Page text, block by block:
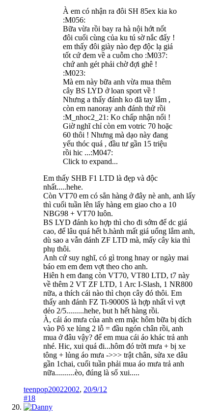
À em có nhận ra đôi SH 85ex kia ko
:M056:
Bữa vừa rồi bay ra hà nội hớt nốt
đôi cuối cùng của ku tú sờ nắc đấy !
em thấy đôi giày nào đẹp độc lạ giá
tốt cứ đem về a cuỗm cho :M037:
chứ anh gét phải chờ đợi ghê !
:M023:
Mà em này bữa anh vừa mua thêm
cây BS LYD ở loan sport về !
Nhưng a thấy đánh ko đã tay lắm ,
còn em nanoray anh đánh thử rồi
:M_nhoc2_21: Ko chấp nhận nổi !
Giờ nghĩ chỉ còn em votric 70 hoặc
60 thôi ! Nhưng mà dạo này đang
yếu thóc quá , đầu tư gần 15 triệu
rồi hic ...:M047:
Click to expand...
Em thấy SHB F1 LTD là đẹp và độc
nhất.....hehe.
Còn VT70 em có sẳn hàng ở đây nè anh, anh lấy
thì cuối tuần lên lấy hàng em giao cho a 10
NBG98 + VT70 luôn.
BS LYD đánh ko hợp thì cho đi sớm để dc giá
cao, để lâu quá hết b.hành mất giá uổng lắm anh,
dù sao a vẫn đánh ZF LTD mà, mấy cây kia thì
phụ thôi.
Anh cứ suy nghĩ, có gì trong hnay or ngày mai
báo em em đem vợt theo cho anh.
Hiên h em đang còn VT70, VT80 LTD, t7 này
về thêm 2 VT ZF LTD, 1 Arc I-Slash, 1 NR800
nữa, a thích cái nào thì chọn cây đó thôi. Em
thấy anh đánh FZ Ti-9000S là hợp nhất vì vợt
dẻo 2/5.........hehe, but h hết hàng rồi.
À, cái áo mưa của anh em mặc hôm bữa bị dích
vào Pô xe lủng 2 lỗ = đầu ngón chân rồi, anh
mua ở đâu vậy? để em mua cái áo khác trả anh
nhé. Hic, xui quá đi...hôm đó trời mưa + bị xe
tông + lủng áo mưa ->>> trật chân, sửa xe dâu
gần 1chai, cuối tuần phải mua áo mưa trả anh
nữa..........èo, đúng là số xui.....
teenpop20022002, 20/9/12
#18